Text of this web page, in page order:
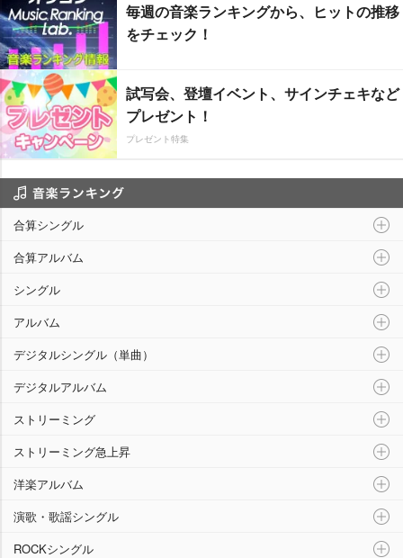
毎週の音楽ランキングから、ヒットの推移
をチェック！
試写会、登壇イベント、サインチェキなど
プレゼント！
プレゼント特集
合算シングル
合算アルバム
シングル
アルバム
デジタルシングル（単曲）
デジタルアルバム
ストリーミング
ストリーミング急上昇
洋楽アルバム
演歌・歌謡シングル
ROCKシングル